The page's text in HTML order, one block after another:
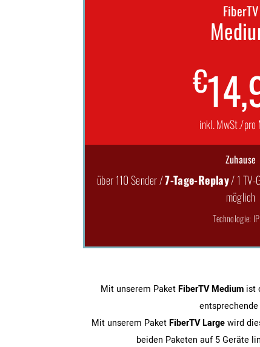
FiberTV
€
inkl. MwSt./pro
Zuhause
über 110 Sender /7-Tage-Replay/ 1 TV-
möglich
Technologie:
Mit unserem PaketFiberTV Mediumist
Mit unserem PaketFiberTV Largewird
beiden Paketen auf 5 Geräte